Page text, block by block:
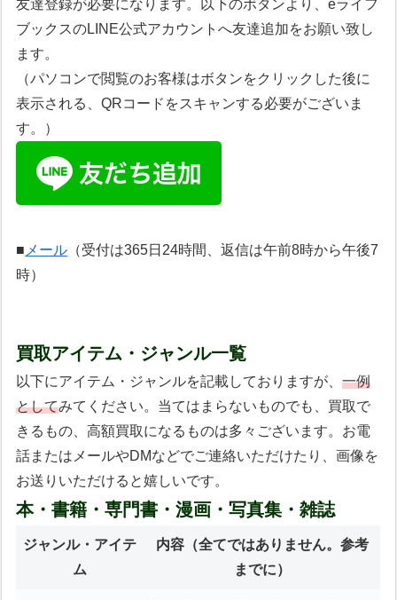
友達登録が必要になります。以下のボタンより、eライフ
ブックスのLINE公式アカウントへ友達追加をお願い致し
ます。
（パソコンで閲覧のお客様はボタンをクリックした後に
表示される、QRコードをスキャンする必要がございま
す。）
■ メール （受付は365日24時間、返信は午前8時から午後7
時）
買取アイテム・ジャンル一覧
以下にアイテム・ジャンルを記載しておりますが、一例
としてみてください。当てはまらないものでも、買取で
きるもの、高額買取になるものは多々ございます。お電
話またはメールやDMなどでご連絡いただけたり、画像を
お送りいただけると嬉しいです。
本・書籍・専門書・漫画・写真集・雑誌
ジャンル・アイテ
ム
内容（全てではありません。参考
までに）